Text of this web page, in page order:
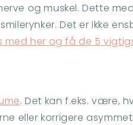
og muskel. Dette
Det er ikke
med her og få de 5
. Det kan f.eks. være,
eller korrigere